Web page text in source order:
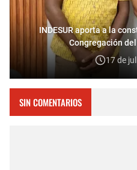
INDESUR aporta a la
Congregación
17 de
SIN COMENTARIOS